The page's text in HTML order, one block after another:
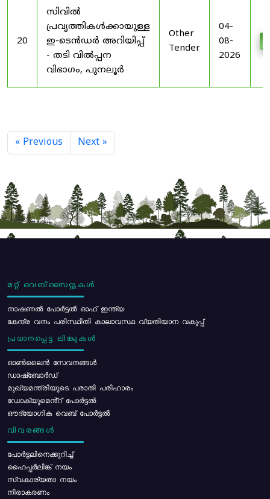
20
സിവിൽ
പ്രവൃത്തികൾക്കായുള്ള
ഇ-ടെൻഡർ അറിയിപ്പ്
- തടി വിൽപ്പന
വിഭാഗം, പുനലൂർ
Other
Tender
04-
08-
2026
« Previous Next »
മറ്റ് വെബ്സൈറ്റുകൾ
നാഷണൽ പോർട്ടൽ ഓഫ് ഇന്ത്യ
കേന്ദ്ര വനം പരിസ്ഥിതി കാലാവസ്ഥ വ്യതിയാന വകുപ്പ്
പ്രധാനപ്പെട്ട ലിങ്കുകൾ
ഓൺലൈൻ സേവനങ്ങൾ
ഡാഷ്ബോർഡ്
മുഖ്യമന്ത്രിയുടെ പരാതി പരിഹാരം
ഡോക്യുമെൻ്റ് പോർട്ടൽ
ഔദ്യോഗിക വെബ് പോർട്ടൽ
വിവരങ്ങൾ
പോര്‍ട്ടലിനെക്കുറിച്ച്
ഹൈപ്പർലിങ്ക് നയം
സ്വകാര്യതാ നയം
നിരാകരണം